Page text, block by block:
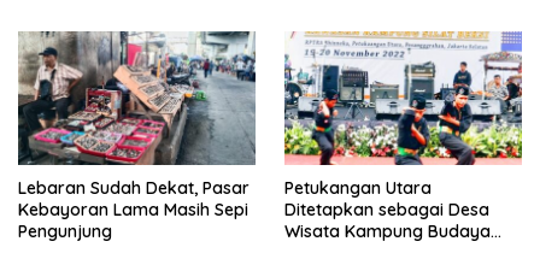
Lebaran Sudah Dekat, Pasar
Kebayoran Lama Masih Sepi
Pengunjung
Petukangan Utara
Ditetapkan sebagai Desa
Wisata Kampung Budaya